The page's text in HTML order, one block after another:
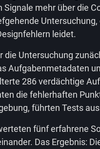
mehr über die
leidet.
die Untersuchung
Aufgabenmetadaten
286 verdächtige
die fehlerhaften
führten Tests
fünf erfahrene
Das Ergebnis: